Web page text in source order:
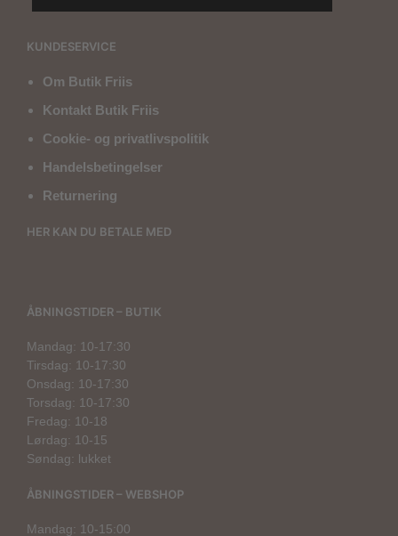
KUNDESERVICE
Om Butik Friis
Kontakt Butik Friis
Cookie- og privatlivspolitik
Handelsbetingelser
Returnering
HER KAN DU BETALE MED
ÅBNINGSTIDER – BUTIK
Mandag: 10-17:30
Tirsdag: 10-17:30
Onsdag: 10-17:30
Torsdag: 10-17:30
Fredag: 10-18
Lørdag: 10-15
Søndag: lukket
ÅBNINGSTIDER – WEBSHOP
Mandag: 10-15:00